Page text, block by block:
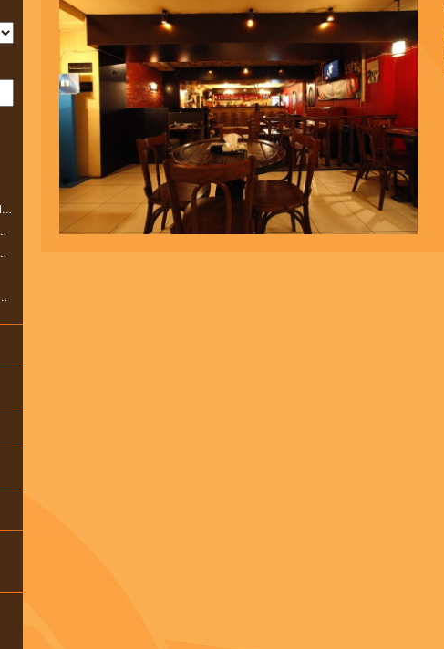
Однодневный джип-тур в Бжни и на горный хребет Цахкуняц
в село Калаван
Вайоц Дзор
и на Гегамские горы